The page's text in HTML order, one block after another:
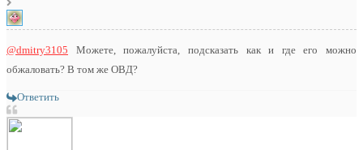
@dmitry3105 Можете, пожалуйста, подсказать как и где его можно
обжаловать? В том же ОВД?
Ответить